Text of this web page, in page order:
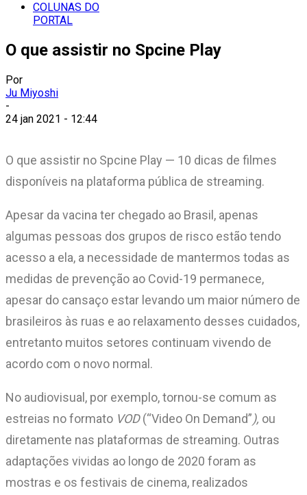
COLUNAS DO
PORTAL
O que assistir no Spcine Play
Por
Ju Miyoshi
-
24 jan 2021 - 12:44
O que assistir no Spcine Play — 10 dicas de filmes
disponíveis na plataforma pública de streaming.
Apesar da vacina ter chegado ao Brasil, apenas
algumas pessoas dos grupos de risco estão tendo
acesso a ela, a necessidade de mantermos todas as
medidas de prevenção ao Covid-19 permanece,
apesar do cansaço estar levando um maior número de
brasileiros às ruas e ao relaxamento desses cuidados,
entretanto muitos setores continuam vivendo de
acordo com o novo normal.
No audiovisual, por exemplo, tornou-se comum as
estreias no formato VOD(“Video On Demand”), ou
diretamente nas plataformas de streaming. Outras
adaptações vividas ao longo de 2020 foram as
mostras e os festivais de cinema, realizados